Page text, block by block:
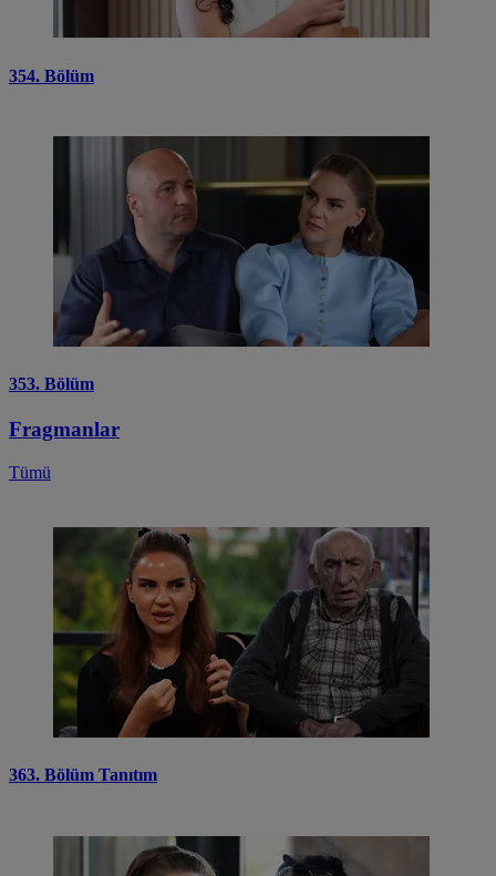
354. Bölüm
353. Bölüm
Fragmanlar
Tümü
363. Bölüm Tanıtım